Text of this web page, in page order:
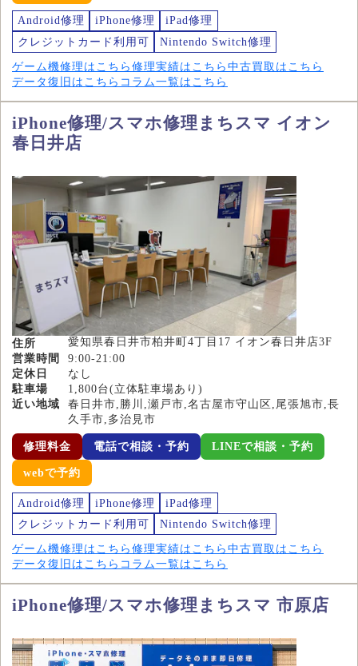
Android修理 iPhone修理
iPad修理
クレジットカード利用可
Nintendo Switch修理
ゲーム機修理はこちら 修理実績はこちら 中古買取はこちら
データ復旧はこちら コラム一覧はこちら
iPhone修理/スマホ修理まちスマ イオン
春日井店
住所
愛知県春日井市柏井町4丁目17 イオン春日井店3F
営業時間
9:00-21:00
定休日
なし
駐車場
1,800台(立体駐車場あり)
近い地域
春日井市,勝川,瀬戸市,名古屋市守山区,尾張旭市,長
久手市,多治見市
修理料金 電話で相談・予約 LINEで相談・予約
webで予約
Android修理 iPhone修理
iPad修理
クレジットカード利用可
Nintendo Switch修理
ゲーム機修理はこちら 修理実績はこちら 中古買取はこちら
データ復旧はこちら コラム一覧はこちら
iPhone修理/スマホ修理まちスマ 市原店